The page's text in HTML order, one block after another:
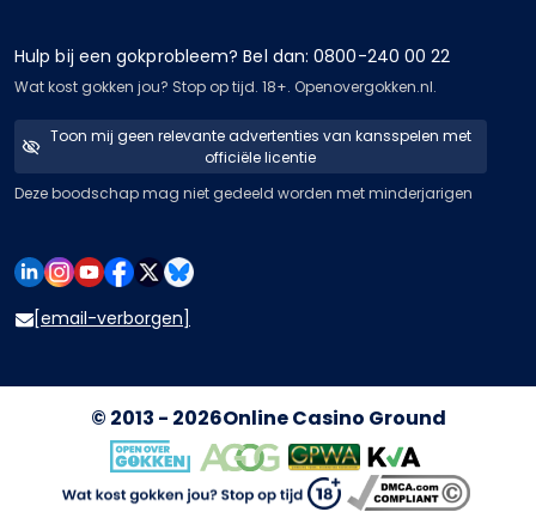
Hulp bij een gokprobleem? Bel dan: 0800-240 00 22
Wat kost gokken jou? Stop op tijd. 18+. Openovergokken.nl.
Toon mij geen relevante advertenties van kansspelen met
officiële licentie
Deze boodschap mag niet gedeeld worden met minderjarigen
[email-verborgen]
© 2013 - 2026Online Casino Ground